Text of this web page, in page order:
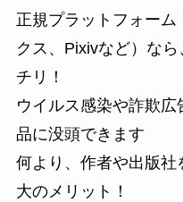
正規プラットフォーム
クス、Pixivなど）な
チリ！
ウイルス感染や詐欺
品に没頭できます
何より、作者や出版
大のメリット！